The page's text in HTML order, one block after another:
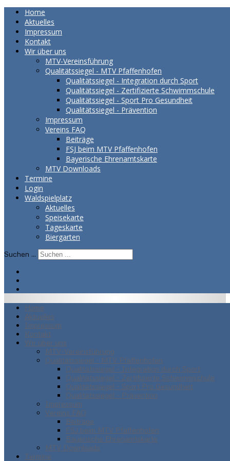
Home
Aktuelles
Impressum
Kontakt
Wir über uns
MTV-Vereinsführung
Qualitätssiegel - MTV Pfaffenhofen
Qualitätssiegel - Integration durch Sport
Qualitätssiegel - Zertifizierte Schwimmschule
Qualitätssiegel - Sport Pro Gesundheit
Qualitätssiegel - Prävention
Impressum
Vereins FAQ
Beiträge
FSJ beim MTV Pfaffenhofen
Bayerische Ehrenamtskarte
MTV Downloads
Termine
Login
Waldspielplatz
Aktuelles
Speisekarte
Tageskarte
Biergarten
Suchen ...
Home
Aktuelles
Impressum
Kontakt
Wir über uns
MTV-Vereinsführung
Qualitätssiegel - MTV Pfaffenhofen
Qualitätssiegel - Integration durch Sport
Qualitätssiegel - Zertifizierte Schwimmschule
Qualitätssiegel - Sport Pro Gesundheit
Qualitätssiegel - Prävention
Impressum
Vereins FAQ
Beiträge
FSJ beim MTV Pfaffenhofen
Bayerische Ehrenamtskarte
MTV Downloads
Termine